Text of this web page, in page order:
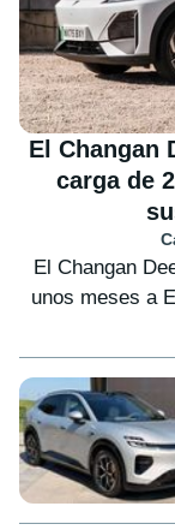
El Changan
carga de
El Changan
unos meses a